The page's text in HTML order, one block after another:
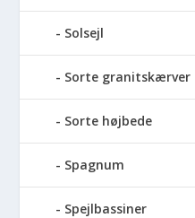
Solsejl
Sorte granitskærver
Sorte højbede
Spagnum
Spejlbassiner